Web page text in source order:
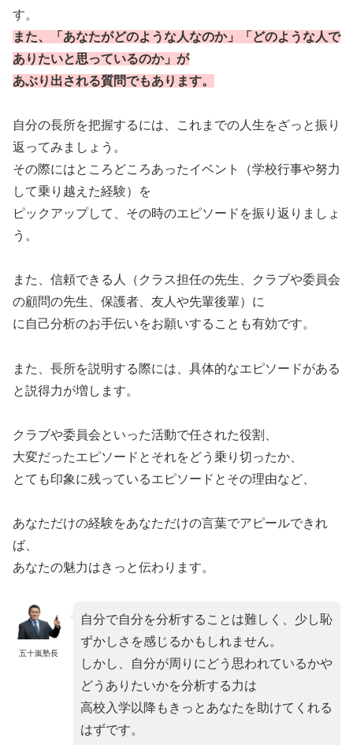
す。
また、「あなたがどのような人なのか」「どのような人で
ありたいと思っているのか」が
あぶり出される質問でもあります。
自分の長所を把握するには、これまでの人生をざっと振り
返ってみましょう。
その際にはところどころあったイベント（学校行事や努力
して乗り越えた経験）を
ピックアップして、その時のエピソードを振り返りましょ
う。
また、信頼できる人（クラス担任の先生、クラブや委員会
の顧問の先生、保護者、友人や先輩後輩）に
に自己分析のお手伝いをお願いすることも有効です。
また、長所を説明する際には、具体的なエピソードがある
と説得力が増します。
クラブや委員会といった活動で任された役割、
大変だったエピソードとそれをどう乗り切ったか、
とても印象に残っているエピソードとその理由など、
あなただけの経験をあなただけの言葉でアピールできれ
ば、
あなたの魅力はきっと伝わります。
五十嵐塾長
自分で自分を分析することは難しく、少し恥
ずかしさを感じるかもしれません。
しかし、自分が周りにどう思われているかや
どうありたいかを分析する力は
高校入学以降もきっとあなたを助けてくれる
はずです。